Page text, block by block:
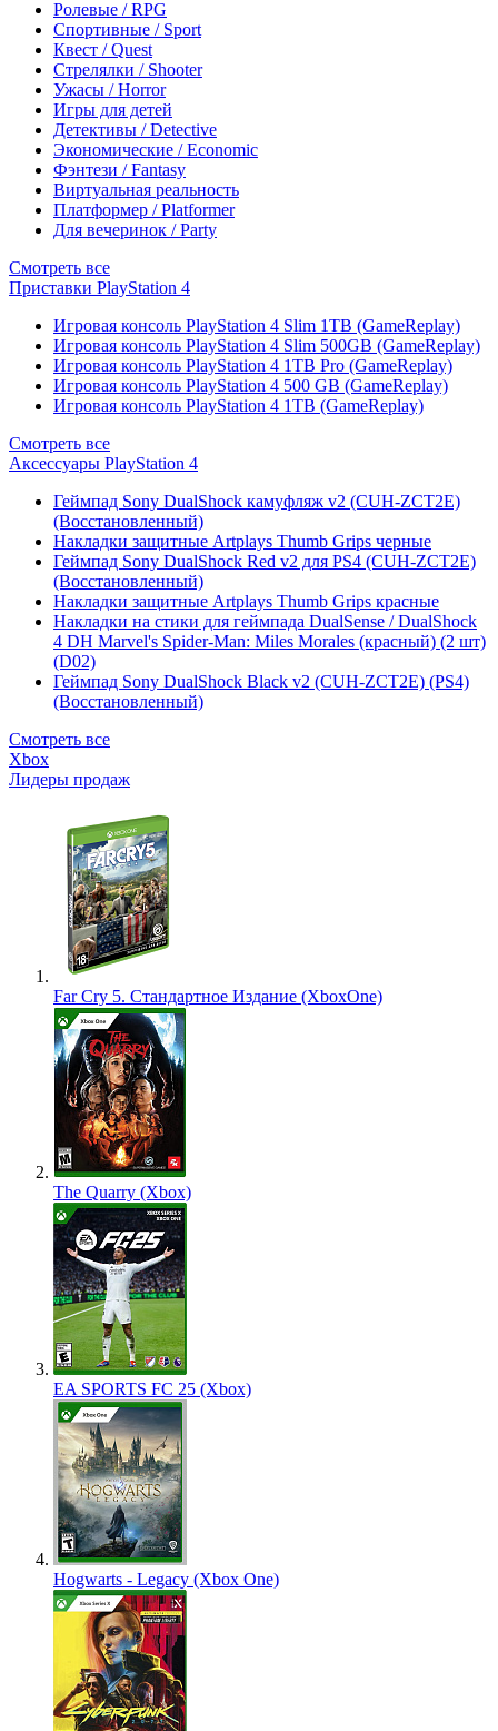
Ролевые / RPG
Спортивные / Sport
Квест / Quest
Стрелялки / Shooter
Ужасы / Horror
Игры для детей
Детективы / Detective
Экономические / Economic
Фэнтези / Fantasy
Виртуальная реальность
Платформер / Platformer
Для вечеринок / Party
Смотреть все
Приставки PlayStation 4
Игровая консоль PlayStation 4 Slim 1TB (GameReplay)
Игровая консоль PlayStation 4 Slim 500GB (GameReplay)
Игровая консоль PlayStation 4 1TB Pro (GameReplay)
Игровая консоль PlayStation 4 500 GB (GameReplay)
Игровая консоль PlayStation 4 1TB (GameReplay)
Смотреть все
Аксессуары PlayStation 4
Геймпад Sony DualShock камуфляж v2 (CUH-ZCT2E)
(Восстановленный)
Накладки защитные Artplays Thumb Grips черные
Геймпад Sony DualShock Red v2 для PS4 (CUH-ZCT2E)
(Восстановленный)
Накладки защитные Artplays Thumb Grips красные
Накладки на стики для геймпада DualSense / DualShock
4 DH Marvel's Spider-Man: Miles Morales (красный) (2 шт)
(D02)
Геймпад Sony DualShock Black v2 (CUH-ZCT2E) (PS4)
(Восстановленный)
Смотреть все
Xbox
Лидеры продаж
Far Cry 5. Стандартное Издание (XboxOne)
The Quarry (Xbox)
EA SPORTS FC 25 (Xbox)
Hogwarts - Legacy (Xbox One)